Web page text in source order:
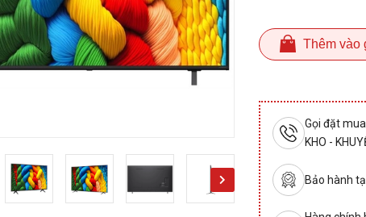
Thêm vào
Gọi đặt
KHO -
Bảo hành